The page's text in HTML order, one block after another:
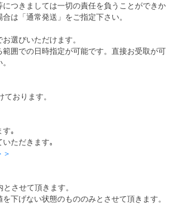
につきましては一切の責任を負うことができか
は「通常発送」をご指定下さい。
選びいただけます。
範囲での日時指定が可能です。直接お受取が可
おります。
｡
ただきます｡
させて頂きます。
下げない状態のもののみとさせて頂きます。